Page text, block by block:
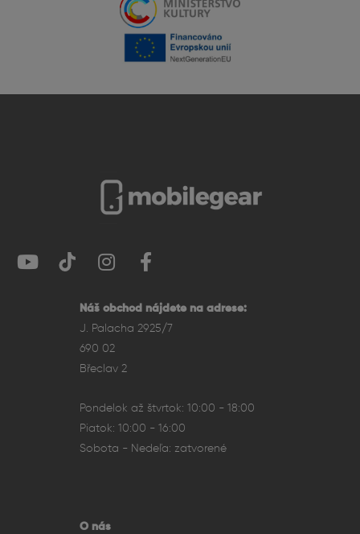
Displej a dizajn – moderný a pohodlný
Telefón má 6,1-palcový OLED displej s Dynamic Islandom,
Výkon – spoľahlivý čip A16
Srdcom iPhonu 15 je procesor Apple A16, ktorý
aplikácií. Čip je zároveň efektívny, čo predlžuje výdrž
batérie a umožňuje celodenné používanie bez obáv.
Fotoaparát – kvalitný duálny systém
Duálny fotoaparát obsahuje širokouhlý a ultraširokouhlý
horších svetelných podmienok. Natáča kvalitné 4K video
Náš obchod nájdete na adrese:
J. Palacha 2925/7
690 02
Břeclav 2
Pondelok až štvrtok: 10:00 - 18:00
Piatok: 10:00 - 16:00
Sobota - Nedeľa: zatvorené
O nás